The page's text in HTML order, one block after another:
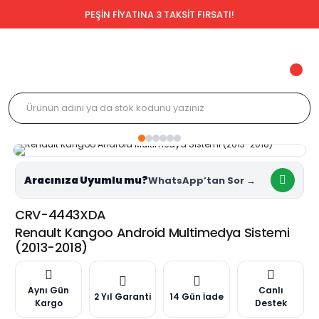
PEŞİN FİYATINA 3 TAKSİT FIRSATI!
Aracınıza Uyumlu mu?
CRV-4443XDA
Renault Kangoo Android Multimedya Sistemi
(2013-2018)
Aynı Gün
Kargo
2 Yıl Garanti 14 Gün İade
Canlı
Destek